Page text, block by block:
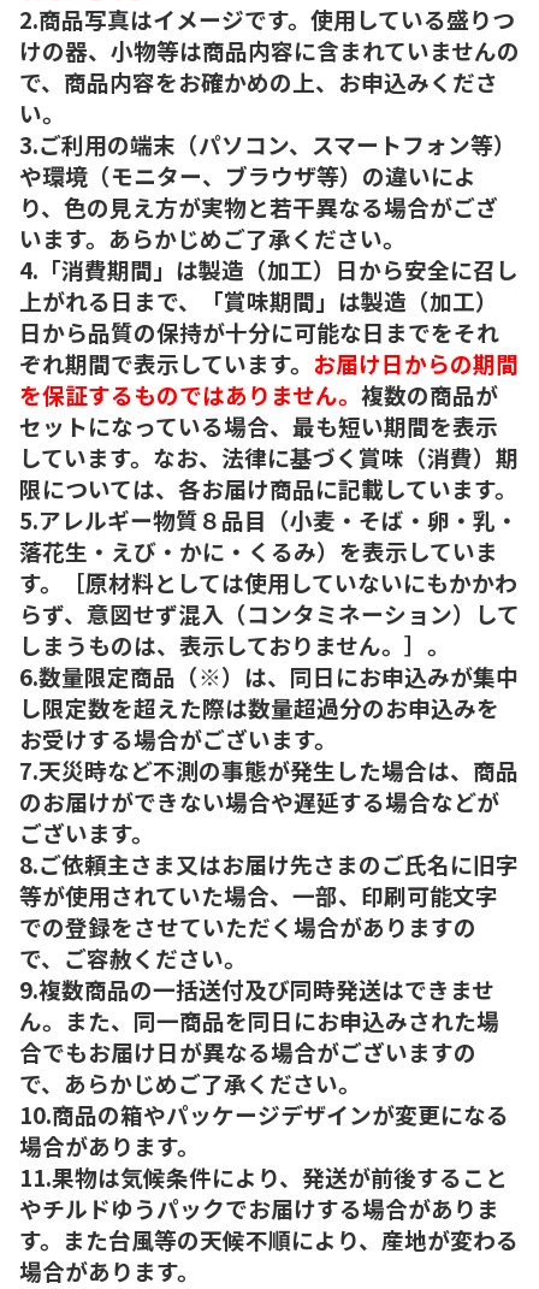
2.商品写真はイメージです。使用している盛りつ
けの器、小物等は商品内容に含まれていませんの
で、商品内容をお確かめの上、お申込みくださ
い。
3.ご利用の端末（パソコン、スマートフォン等）
や環境（モニター、ブラウザ等）の違いによ
り、色の見え方が実物と若干異なる場合がござ
います。あらかじめご了承ください。
4.「消費期間」は製造（加工）日から安全に召し
上がれる日まで、「賞味期間」は製造（加工）
日から品質の保持が十分に可能な日までをそれ
ぞれ期間で表示しています。 お届け日からの期間
を保証するものではありません。 複数の商品が
セットになっている場合、最も短い期間を表示
しています。なお、法律に基づく賞味（消費）期
限については、各お届け商品に記載しています。
5.アレルギー物質８品目（小麦・そば・卵・乳・
落花生・えび・かに・くるみ）を表示していま
す。［原材料としては使用していないにもかかわ
らず、意図せず混入（コンタミネーション）して
しまうものは、表示しておりません。］。
6.数量限定商品（※）は、同日にお申込みが集中
し限定数を超えた際は数量超過分のお申込みを
お受けする場合がございます。
7.天災時など不測の事態が発生した場合は、商品
のお届けができない場合や遅延する場合などが
ございます。
8.ご依頼主さま又はお届け先さまのご氏名に旧字
等が使用されていた場合、一部、印刷可能文字
での登録をさせていただく場合がありますの
で、ご容赦ください。
9.複数商品の一括送付及び同時発送はできませ
ん。また、同一商品を同日にお申込みされた場
合でもお届け日が異なる場合がございますの
で、あらかじめご了承ください。
10.商品の箱やパッケージデザインが変更になる
場合があります。
11.果物は気候条件により、発送が前後すること
やチルドゆうパックでお届けする場合がありま
す。また台風等の天候不順により、産地が変わる
場合があります。